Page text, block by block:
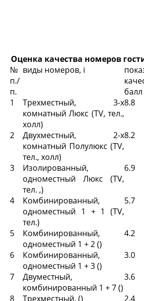
Оценка качества номеров
№
п./
п.
виды номеров, i
балл
1
Трехместный, 3-х
комнатный Люкс (TV, тел.,
холл)
8.8
2
Двухместный, 2-х
комнатный Полулюкс (TV,
тел., холл)
8.2
3
Изолированный,
одноместный Люкс (TV,
тел. ,)
6.9
4
Комбинированный,
одноместный 1 + 1 (TV,
тел.)
5.7
5
Комбинированный,
одноместный 1 + 2 ()
4.2
6
Комбинированный,
одноместный 1 + 3 ()
3.0
7
Двуместный,
комбинированный 1 + 7 ()
3.6
8
Трехместный, () 2.4